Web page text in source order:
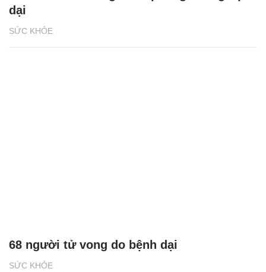
SỨC KHỎE
dại
SỨC KHỎE
68 người tử vong do bệnh dại